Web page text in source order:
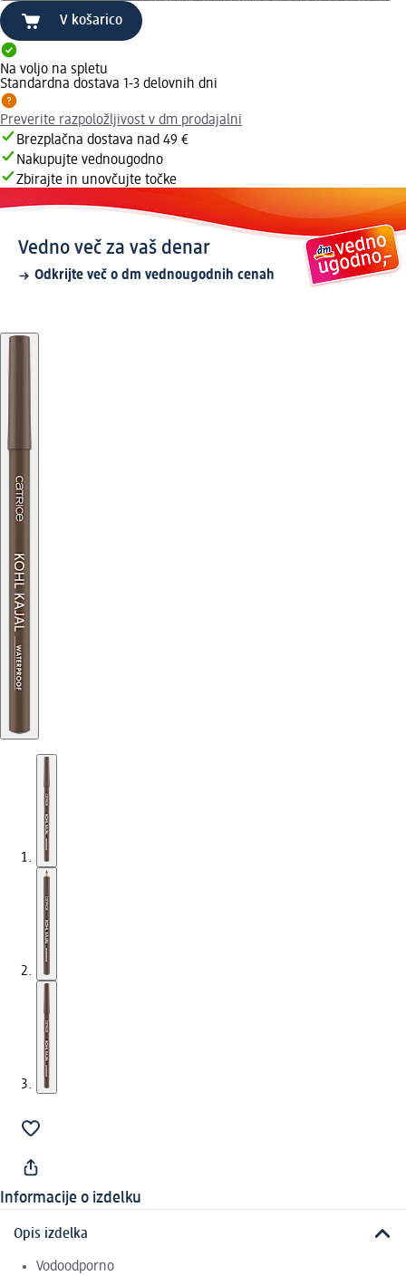
V košarico
Na voljo na spletu
Standardna dostava 1-3 delovnih dni
Preverite razpoložljivost v dm prodajalni
Brezplačna dostava nad 49 €
Nakupujte vednougodno
Zbirajte in unovčujte točke
Vedno več za vaš denar
Odkrijte več o dm vednougodnih cenah
Informacije o izdelku
Opis izdelka
Vodoodporno